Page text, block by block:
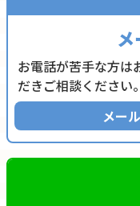
お電話が苦手な方は
だきご相談ください。
メー